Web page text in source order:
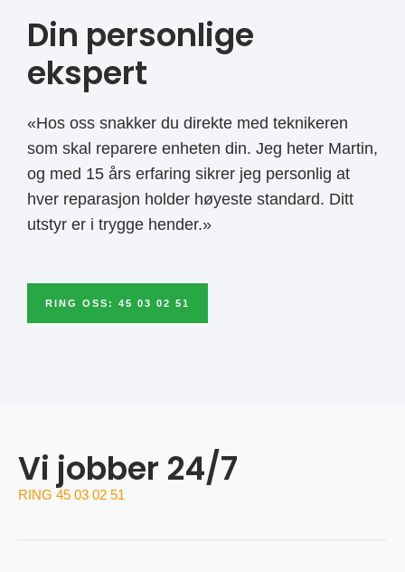
Din personlige
ekspert
«Hos oss snakker du direkte med teknikeren
som skal reparere enheten din. Jeg heter Martin,
og med 15 års erfaring sikrer jeg personlig at
hver reparasjon holder høyeste standard. Ditt
utstyr er i trygge hender.»
RING OSS: 45 03 02 51
Vi jobber 24/7
RING 45 03 02 51